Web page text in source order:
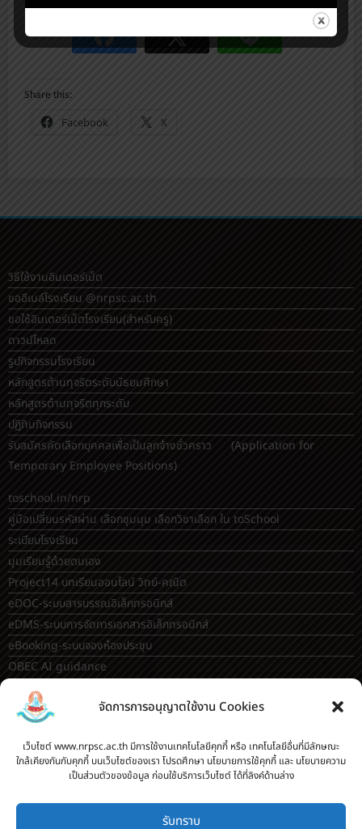
จัดการการอนุญาตใช้งาน Cookies
เว็บไซต์ www.nrpsc.ac.th มีการใช้งานเทคโนโลยีคุกกี้ หรือ เทคโนโลยีอื่นที่มีลักษณะ
ใกล้เคียงกันกับคุกกี้ บนเว็บไซต์ของเรา โปรดศึกษา นโยบายการใช้คุกกี้ และ นโยบายความ
เป็นส่วนตัวของข้อมูล ก่อนใช้บริการเว็บไซต์ ได้ที่ลิงค์ด้านล่าง
รับทราบ
Share this:
Facebook
X
วิธีใช้งานอินเตอร์เน็ต
ขออีเมล์โรงเรียน @nrpsc.ac.th
ขอใช้อินเตอร์เน็ตโรงเรียน(สำหรับครู)
ดาวน์โหลด
รูปกิจกรรมโรงเรียน
หลักสูตรต้านทุจริตระดับมัธยมศึกษา
หลักสูตรต้านทุจริตทุกระดับ
ปฏิทินกิจกรรม
รับสมัครคัดเลือกบุคคลเพื่อเป็นลูกจ้างชั่วคราว (Application for
Temporary Employee Positions)
toschool.in/nrp
คู่มือเปลี่ยนรหัสผ่าน เลือกชุมนุม เลือกวิชาเลือก ใน toSchool
ระเบียบโรงเรียน
มุมเรียนรู้ด้วยตนเอง
Project14 บทเรียนออนไลน์ วิทย์-คณิต
eDOC-ระบบสารบรรณอิเล็กทรอนิกส์
eDMS-ระบบการจัดการเอกสารอิเล็กทรอนิกส์
eBooking-ระบบจองห้องประชุม
OBEC AI guidance
ระบบจองห้อง/สถานที่
กระดานสนทนา(forum)
ขออนุญาตออกนอกโรงเรียน
ระบบส่งแผนการสอนออนไลน์
ระบบนิเทศการจัดการเรียนการสอน
บันทึกข้อมูลเกียรติบัตร/รายงานการอบรม